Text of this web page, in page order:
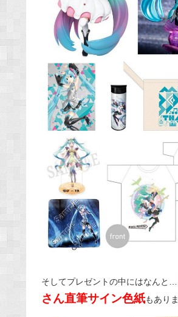
そしてプレゼントの中にはなんと…
さん直筆サイン色紙もあり